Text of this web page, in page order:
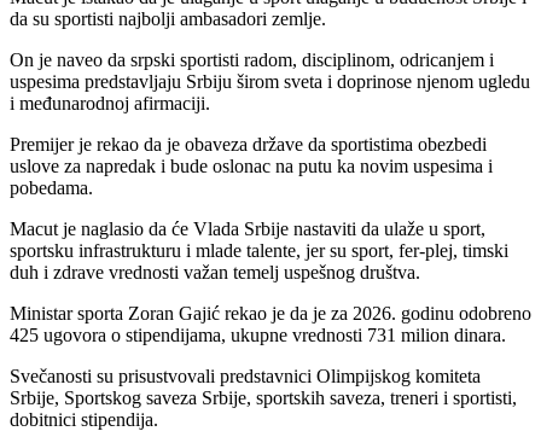
da su sportisti najbolji ambasadori zemlje.
On je naveo da srpski sportisti radom, disciplinom, odricanjem i
uspesima predstavljaju Srbiju širom sveta i doprinose njenom ugledu
i međunarodnoj afirmaciji.
Premijer je rekao da je obaveza države da sportistima obezbedi
uslove za napredak i bude oslonac na putu ka novim uspesima i
pobedama.
Macut je naglasio da će Vlada Srbije nastaviti da ulaže u sport,
sportsku infrastrukturu i mlade talente, jer su sport, fer-plej, timski
duh i zdrave vrednosti važan temelj uspešnog društva.
Ministar sporta Zoran Gajić rekao je da je za 2026. godinu odobreno
425 ugovora o stipendijama, ukupne vrednosti 731 milion dinara.
Svečanosti su prisustvovali predstavnici Olimpijskog komiteta
Srbije, Sportskog saveza Srbije, sportskih saveza, treneri i sportisti,
dobitnici stipendija.